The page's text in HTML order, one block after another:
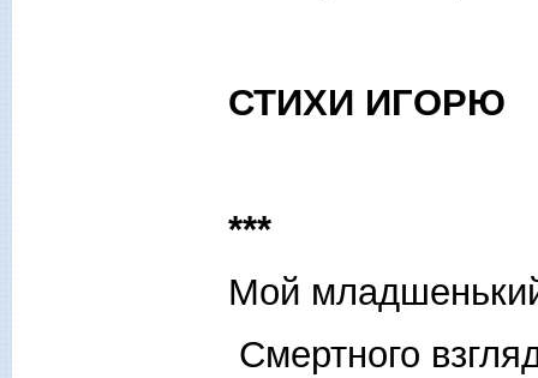
СТИХИ ИГОРЮ
***
Мой
Смертного